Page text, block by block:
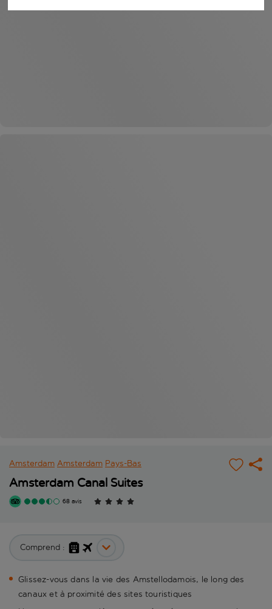
Amsterdam Amsterdam Pays-Bas
Amsterdam Canal Suites
68 avis
Comprend :
Glissez-vous dans la vie des Amstellodamois, le long des
canaux et à proximité des sites touristiques